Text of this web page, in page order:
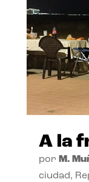
A la
por M.
ciudad,